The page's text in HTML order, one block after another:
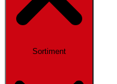
Sortiment